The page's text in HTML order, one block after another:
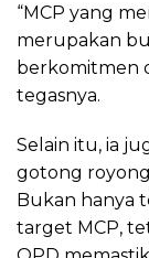
“MCP yang
merupakan
berkomitmen
tegasnya.
Selain itu, ia
gotong
Bukan hanya
target MCP,